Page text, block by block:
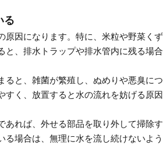
る
因になります。特に、米粒や野菜くず
、排水トラップや排水管内に残る場合
と、雑菌が繁殖し、ぬめりや悪臭に
く、放置すると水の流れを妨げる原因
あれば、外せる部品を取り外して掃除
る場合は、無理に水を流し続けないよ